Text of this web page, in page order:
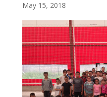
May 15, 2018